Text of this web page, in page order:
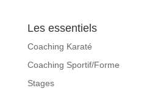
Les essentiels
Coaching Karaté
Coaching Sportif/Forme
Stages